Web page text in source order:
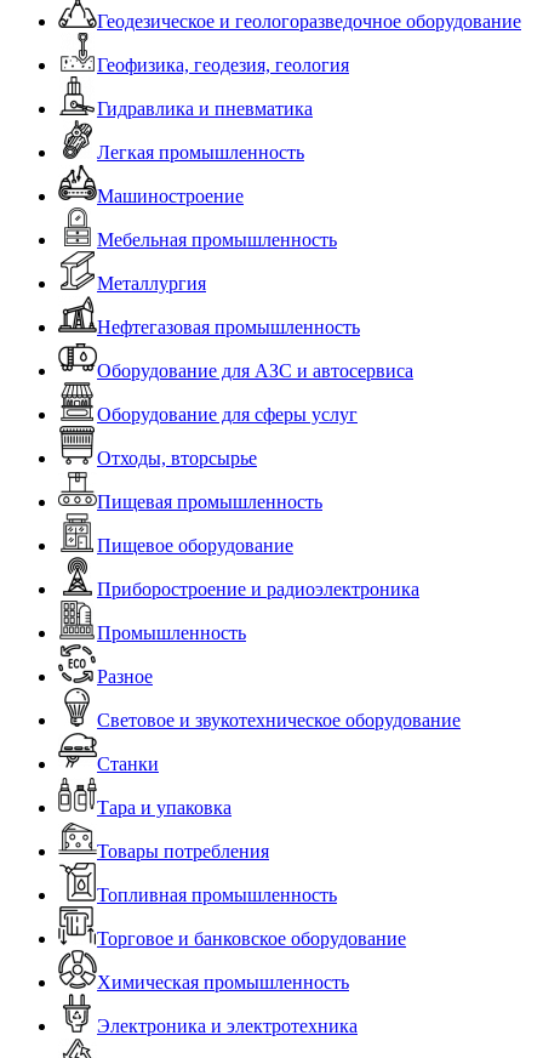
Геодезическое и геологоразведочное оборудование
Геофизика, геодезия, геология
Гидравлика и пневматика
Легкая промышленность
Машиностроение
Мебельная промышленность
Металлургия
Нефтегазовая промышленность
Оборудование для АЗС и автосервиса
Оборудование для сферы услуг
Отходы, вторсырье
Пищевая промышленность
Пищевое оборудование
Приборостроение и радиоэлектроника
Промышленность
Разное
Световое и звукотехническое оборудование
Станки
Тара и упаковка
Товары потребления
Топливная промышленность
Торговое и банковское оборудование
Химическая промышленность
Электроника и электротехника